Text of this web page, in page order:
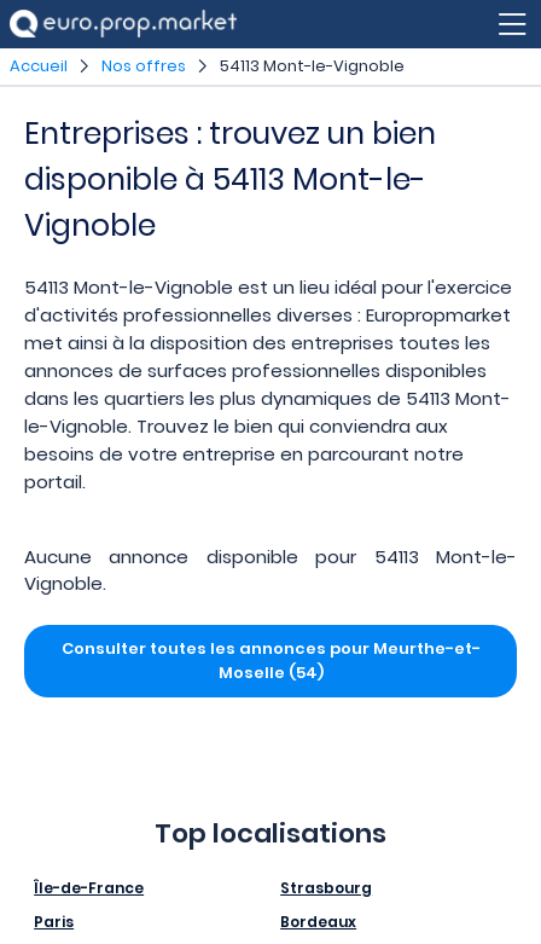
Accueil Nos offres 54113 Mont-le-Vignoble
Entreprises : trouvez un bien
disponible à 54113 Mont-le-
Vignoble
54113 Mont-le-Vignoble est un lieu idéal pour l'exercice
d'activités professionnelles diverses : Europropmarket
met ainsi à la disposition des entreprises toutes les
annonces de surfaces professionnelles disponibles
dans les quartiers les plus dynamiques de 54113 Mont-
le-Vignoble. Trouvez le bien qui conviendra aux
besoins de votre entreprise en parcourant notre
portail.
Aucune annonce disponible pour 54113 Mont-le-
Vignoble.
Consulter toutes les annonces pour Meurthe-et-
Moselle (54)
Top localisations
Île-de-France
Paris
Strasbourg
Bordeaux